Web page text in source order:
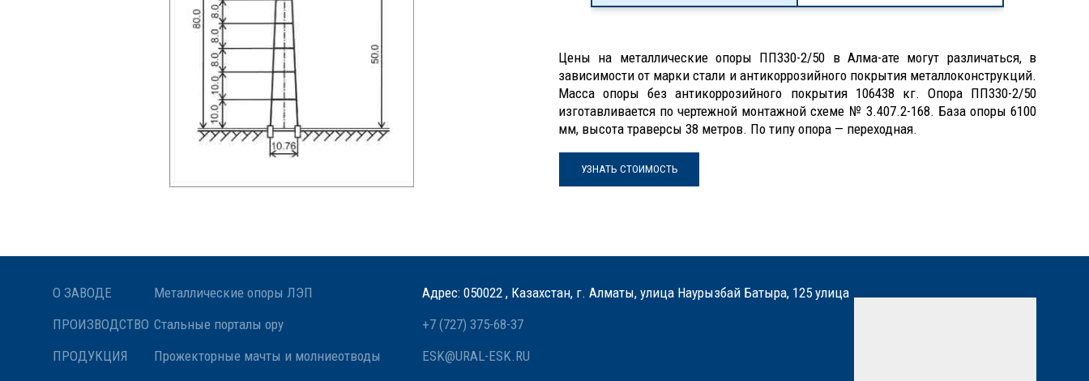
Цены на металлические опоры ПП330-2/50 в Алма-ате могут различаться, в
зависимости от марки стали и антикоррозийного покрытия металлоконструкций.
Масса опоры без антикоррозийного покрытия 106438 кг. Опора ПП330-2/50
изготавливается по чертежной монтажной схеме № 3.407.2-168. База опоры 6100
мм, высота траверсы 38 метров. По типу опора — переходная.
УЗНАТЬ СТОИМОСТЬ
О ЗАВОДЕ
ПРОИЗВОДСТВО
ПРОДУКЦИЯ
Металлические опоры ЛЭП
Стальные порталы ору
Прожекторные мачты и молниеотводы
Адрес: 050022 , Казахстан, г. Алматы, улица Наурызбай Батыра, 125 улица
+7 (727) 375-68-37
ESK@URAL-ESK.RU